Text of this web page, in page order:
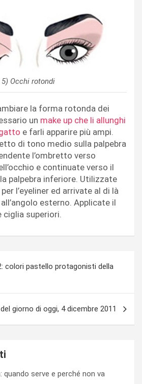
5) Occhi rotondi
la forma rotonda dei
un make up che li allunghi
e farli apparire più ampi.
di tono medio sulla palpebra
l’ombretto verso
e continuate verso il
palpebra inferiore. Utilizzate
l’eyeliner ed arrivate al di là
esterno. Applicate il
ciglia superiori.
colori pastello protagonisti della
giorno di oggi, 4 dicembre 2011
quando serve e perché non va